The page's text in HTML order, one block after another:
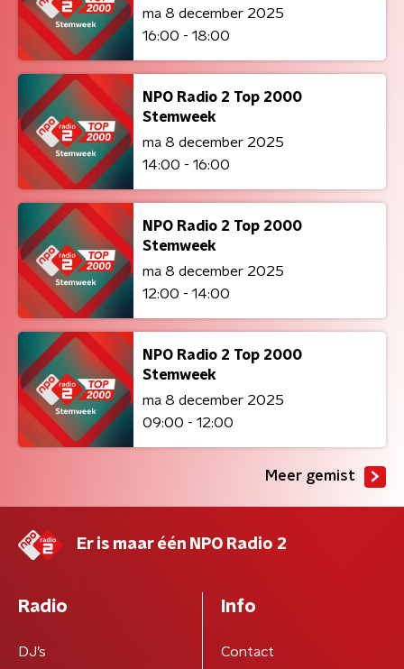
ma 8 december 2025
16:00 - 18:00
NPO Radio 2 Top 2000
Stemweek
ma 8 december 2025
14:00 - 16:00
NPO Radio 2 Top 2000
Stemweek
ma 8 december 2025
12:00 - 14:00
NPO Radio 2 Top 2000
Stemweek
ma 8 december 2025
09:00 - 12:00
Meer gemist
Er is maar één NPO Radio 2
Radio
DJ’s
Info
Contact